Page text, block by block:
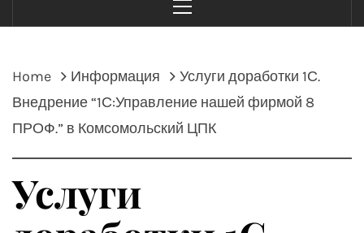
Menu
Home Информация
Услуги доработки 1С.
Внедрение “1С:Управление нашей фирмой 8
ПРОФ.” в Комсомольский ЦПК
Услуги